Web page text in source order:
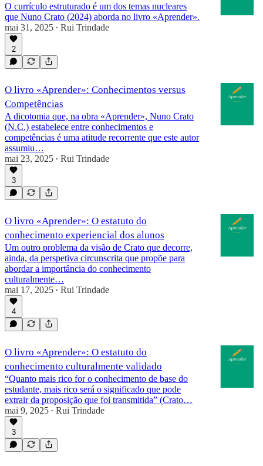
O currículo estruturado é um dos temas nucleares
que Nuno Crato (2024) aborda no livro «Aprender».
mai 31, 2025 • Rui Trindade
2
O livro «Aprender»: Conhecimentos versus
Competências
A dicotomia que, na obra «Aprender», Nuno Crato
(N.C.) estabelece entre conhecimentos e
competências é uma atitude recorrente que este autor
assumiu…
mai 23, 2025 • Rui Trindade
3
O livro «Aprender»: O estatuto do
conhecimento experiencial dos alunos
Um outro problema da visão de Crato que decorre,
ainda, da perspetiva circunscrita que propõe para
abordar a importância do conhecimento
culturalmente…
mai 17, 2025 • Rui Trindade
4
O livro «Aprender»: O estatuto do
conhecimento culturalmente validado
“Quanto mais rico for o conhecimento de base do
estudante, mais rico será o significado que pode
extrair da proposição que foi transmitida” (Crato…
mai 9, 2025 • Rui Trindade
3